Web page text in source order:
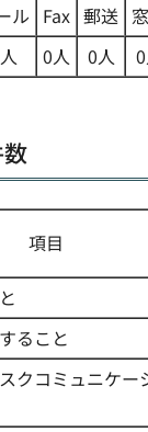
ル Fax 郵送
0人 0人
項目
ること
クコミュニケー